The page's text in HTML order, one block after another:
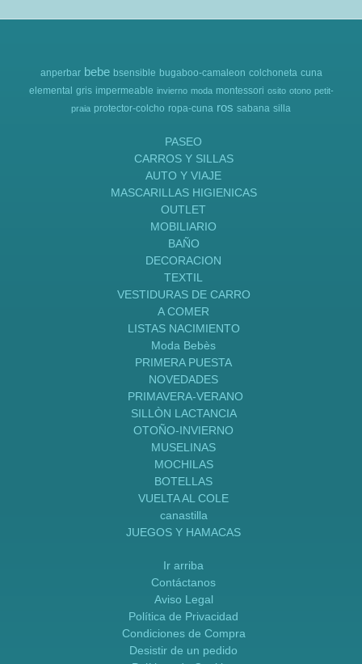
anperbar bebe bsensible bugaboo-camaleon colchoneta cuna
elemental gris impermeable invierno moda montessori osito otono petit-
praia protector-colcho ropa-cuna ros sabana silla
PASEO
CARROS Y SILLAS
AUTO Y VIAJE
MASCARILLAS HIGIENICAS
OUTLET
MOBILIARIO
BAÑO
DECORACION
TEXTIL
VESTIDURAS DE CARRO
A COMER
LISTAS NACIMIENTO
Moda Bebès
PRIMERA PUESTA
NOVEDADES
PRIMAVERA-VERANO
SILLÒN LACTANCIA
OTOÑO-INVIERNO
MUSELINAS
MOCHILAS
BOTELLAS
VUELTA AL COLE
canastilla
JUEGOS Y HAMACAS
Ir arriba
Contáctanos
Aviso Legal
Política de Privacidad
Condiciones de Compra
Desistir de un pedido